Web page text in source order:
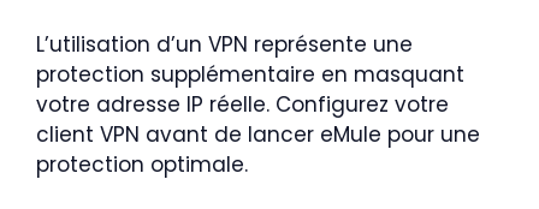
L’utilisation d’un VPN représente une
protection supplémentaire en masquant
votre adresse IP réelle. Configurez votre
client VPN avant de lancer eMule pour une
protection optimale.